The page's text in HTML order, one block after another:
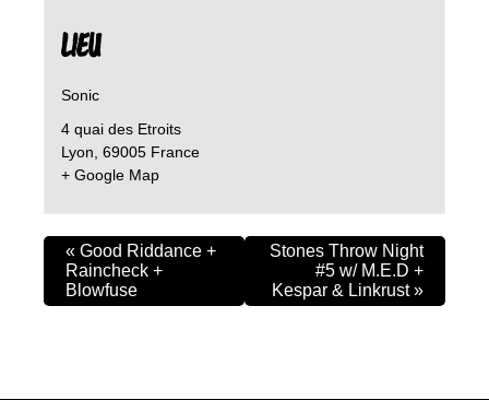
LIEU
Sonic
4 quai des Etroits
Lyon 69005 France
+ Google Map
« Good Riddance +
Raincheck +
Blowfuse
Stones Throw Night
#5 w/ M.E.D +
Kespar & Linkrust»